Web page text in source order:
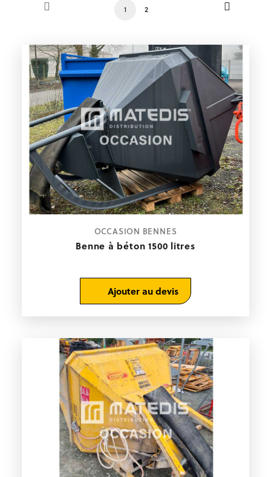
Axes de fixation
Lisses et sous-lisses
Accessoires de coffrage
Entretien des banches
Occasion coffrage
ÉQUIPEMENT CHANTIER
Aménagement de chantier
Éclairage
Occasion équipement
OCCASION
Occasion sécurité
Occasion étaiement
Occasion coffrage
Rachat de votre matériel
Recherche
produits
Se connecter
0
contact@matedis.com
1 2
Benne à béton 1500 litres
OCCASION BENNES
Ajouter au devis